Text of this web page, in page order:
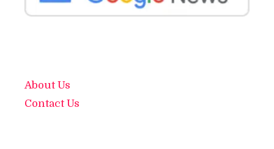
About Us
Contact Us